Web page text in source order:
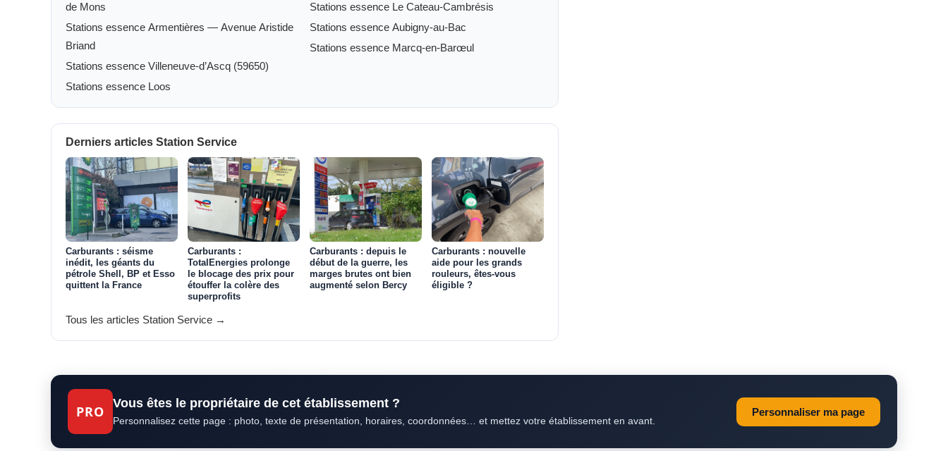
de Mons
Stations essence Armentières — Avenue Aristide
Briand
Stations essence Villeneuve-d’Ascq (59650)
Stations essence Loos
Stations essence Le Cateau-Cambrésis
Stations essence Aubigny-au-Bac
Stations essence Marcq-en-Barœul
Derniers articles Station Service
Carburants : séisme
inédit, les géants du
pétrole Shell, BP et Esso
quittent la France
Carburants :
TotalEnergies prolonge
le blocage des prix pour
étouffer la colère des
superprofits
Carburants : depuis le
début de la guerre, les
marges brutes ont bien
augmenté selon Bercy
Carburants : nouvelle
aide pour les grands
rouleurs, êtes-vous
éligible ?
Tous les articles Station Service →
PRO
Vous êtes le propriétaire de cet établissement ?
Personnalisez cette page : photo, texte de présentation, horaires, coordonnées… et mettez votre établissement en avant.
Personnaliser ma page